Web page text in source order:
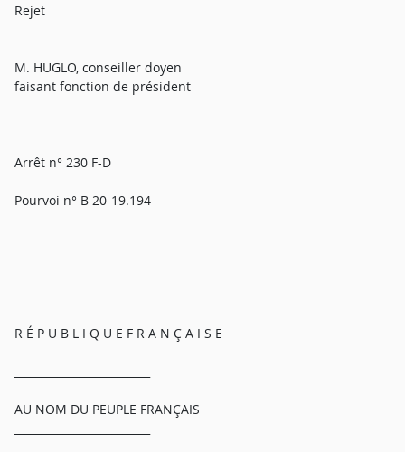
Rejet
M. HUGLO, conseiller doyen
faisant fonction de président
Arrêt n° 230 F-D
Pourvoi n° B 20-19.194
R É P U B L I Q U E F R A N Ç A I S E
AU NOM DU PEUPLE FRANÇAIS